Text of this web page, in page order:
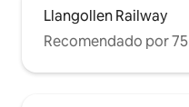
Llangollen Railway
Recomendado por